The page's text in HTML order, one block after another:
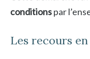
conditionspar
Les recours